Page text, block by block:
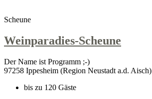
Scheune
Weinparadies-Scheune
Der Name ist Programm ;-)
97258 Ippesheim (Region Neustadt a.d. Aisch)
bis zu 120 Gäste